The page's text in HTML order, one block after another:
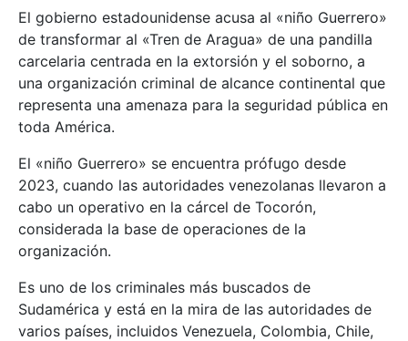
El gobierno estadounidense acusa al «niño Guerrero»
de transformar al «Tren de Aragua» de una pandilla
carcelaria centrada en la extorsión y el soborno, a
una organización criminal de alcance continental que
representa una amenaza para la seguridad pública en
toda América.
El «niño Guerrero» se encuentra prófugo desde
2023, cuando las autoridades venezolanas llevaron a
cabo un operativo en la cárcel de Tocorón,
considerada la base de operaciones de la
organización.
Es uno de los criminales más buscados de
Sudamérica y está en la mira de las autoridades de
varios países, incluidos Venezuela, Colombia, Chile,